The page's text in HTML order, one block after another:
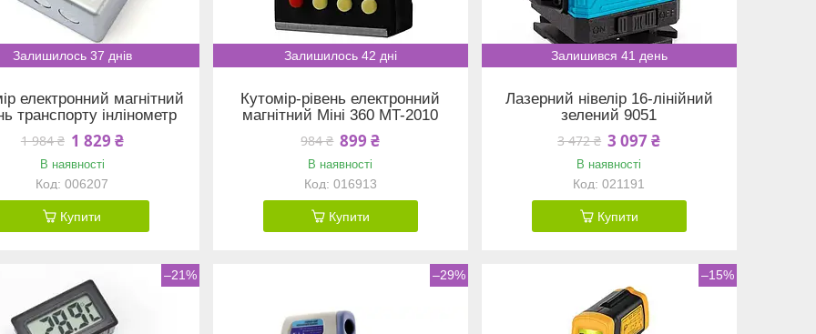
Залишилось 37 днів
електронний магнітний
транспорту інлінометр
1 984 ₴ 1 829 ₴
В наявності
006207
Купити
Залишилось 42 дні
Кутомір-рівень електронний
магнітний Міні 360 MT-2010
984 ₴ 899 ₴
В наявності
016913
Купити
Залишився 41 день
Лазерний нівелір 16-лінійний
зелений 9051
3 472 ₴ 3 097 ₴
В наявності
021191
Купити
–21% –29% –15%